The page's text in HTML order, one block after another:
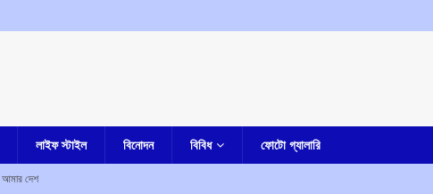
লাইফ স্টাইল বিনোদন বিবিধ ফোটো গ্যালারি
আমার দেশ